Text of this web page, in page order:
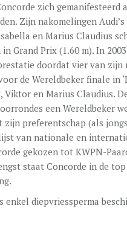
zich gemanifesteerd
Zijn nakomelingen
en Marius Claudius
Grand Prix (1.60 m). In
doordat vier van zijn
de Wereldbeker finale in
Viktor en Marius Claudius.
een Wereldbeker
zijn preferentschap (als
van nationale en
gekozen tot KWPN-
staat Concorde in de
enkel diepvriessperma